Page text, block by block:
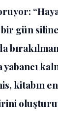
gün
kitabın